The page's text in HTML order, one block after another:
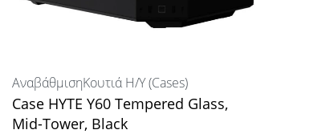
ΑναβάθμισηΚουτιά Η/Υ (Cases)
Case HYTE Y60 Tempered Glass,
Mid-Tower, Black